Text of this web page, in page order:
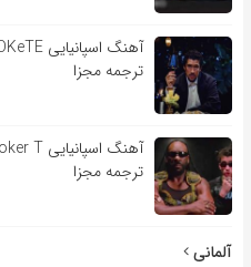
ترجمه مجزا
ترجمه مجزا
آلمانی